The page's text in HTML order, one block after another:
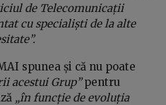
de Telecomunicații
cu specialiști de la alte
spunea și că nu poate
acestui Grup”pentru
„în funcție de evoluția